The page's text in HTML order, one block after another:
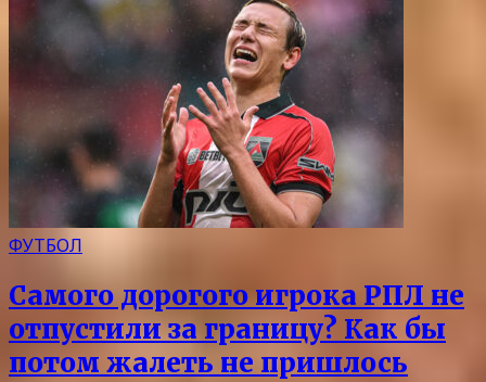
ФУТБОЛ
Самого дорогого игрока РПЛ не
отпустили за границу? Как бы
потом жалеть не пришлось